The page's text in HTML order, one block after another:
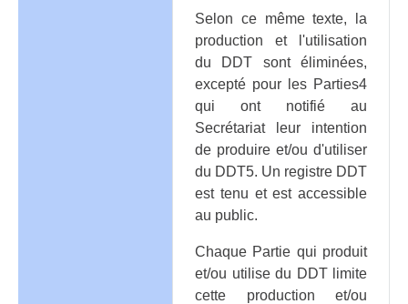
Selon ce même texte, la
production et l'utilisation
du DDT sont éliminées,
excepté pour les Parties4
qui ont notifié au
Secrétariat leur intention
de produire et/ou d'utiliser
du DDT5. Un registre DDT
est tenu et est accessible
au public.
Chaque Partie qui produit
et/ou utilise du DDT limite
cette production et/ou